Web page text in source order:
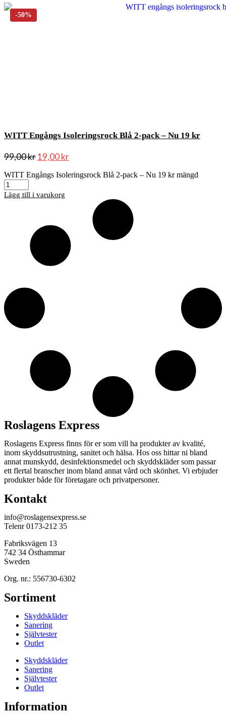
WITT Engångs Isoleringsrock Blå 2-pack – Nu 19 kr
99,00kr19,00kr
WITT Engångs Isoleringsrock Blå 2-pack – Nu 19 kr mängd
Lägg till i varukorg
Roslagens Express
Roslagens Express finns för er som vill ha produkter av kvalité,
inom skyddsutrustning, sanitet och hälsa. Hos oss hittar ni bland
annat munskydd, desinfektionsmedel och skyddskläder som passar
ett flertal branscher inom bland annat vård och skönhet. Vi erbjuder
produkter både för företagare och privatpersoner.
Kontakt
info@roslagensexpress.se
Telenr 0173-212 35
Fabriksvägen 13
742 34 Östhammar
Sweden
Org. nr.: 556730-6302
Sortiment
Skyddskläder
Sanering
Självtester
Outlet
Skyddskläder
Sanering
Självtester
Outlet
Information